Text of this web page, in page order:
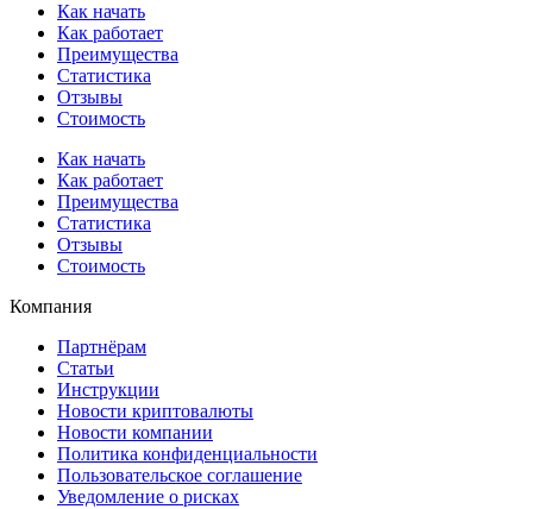
Как начать
Как работает
Преимущества
Статистика
Отзывы
Стоимость
Как начать
Как работает
Преимущества
Статистика
Отзывы
Стоимость
Компания
Партнёрам
Статьи
Инструкции
Новости криптовалюты
Новости компании
Политика конфиденциальности
Пользовательское соглашение
Уведомление о рисках